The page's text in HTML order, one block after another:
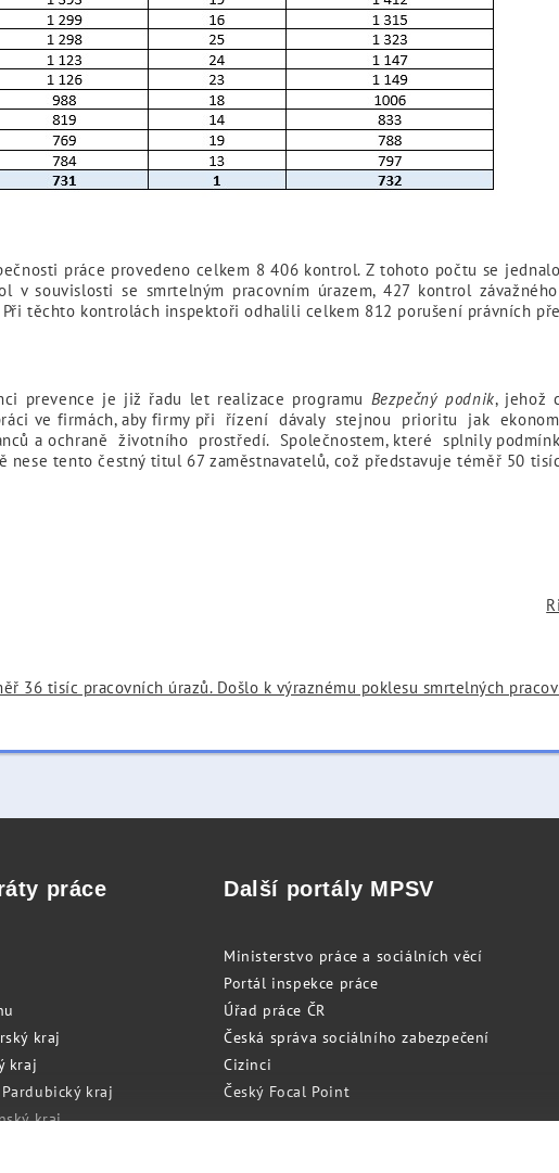
práce provedeno celkem 8 406 kontrol. Z tohoto počtu se
v souvislosti se smrtelným pracovním úrazem, 427 kontrol
těchto kontrolách inspektoři odhalili celkem 812 porušení právních
prevence je již řadu let realizace programu Bezpečný podnik, jehož
ve firmách, aby firmy při řízení dávaly stejnou prioritu jak
a ochraně životního prostředí. Společnostem, které splnily
nese tento čestný titul 67 zaměstnavatelů, což představuje téměř 50
36 tisíc pracovních úrazů. Došlo k výraznému poklesu smrtelných
práce
kraj
kraj
kraj
kraj
kraj
Další portály MPSV
Ministerstvo práce a sociálních věcí
Portál inspekce práce
Úřad práce ČR
Česká správa sociálního zabezpečení
Cizinci
Český Focal Point